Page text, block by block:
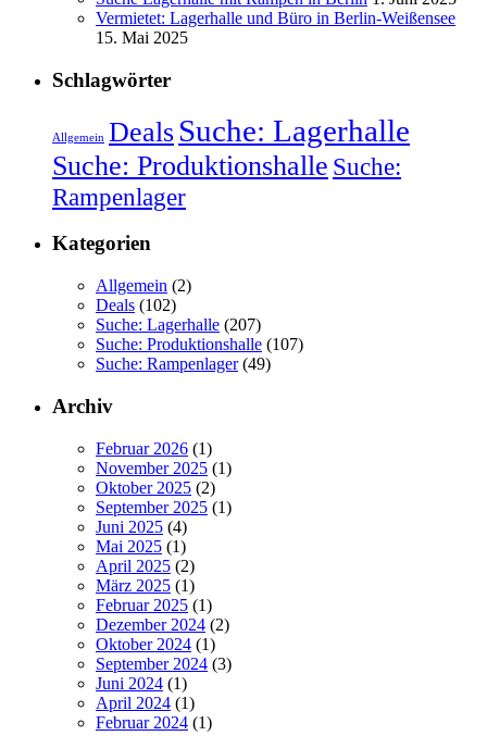
Vermietet: Lagerhalle und Büro in Berlin-Weißensee
15. Mai 2025
Schlagwörter
Allgemein Deals Suche: Lagerhalle
Suche: Produktionshalle Suche:
Rampenlager
Kategorien
Allgemein (2)
Deals (102)
Suche: Lagerhalle (207)
Suche: Produktionshalle (107)
Suche: Rampenlager(49)
Archiv
Februar 2026 (1)
November 2025 (1)
Oktober 2025 (2)
September 2025 (1)
Juni 2025 (4)
Mai 2025 (1)
April 2025 (2)
März 2025 (1)
Februar 2025 (1)
Dezember 2024 (2)
Oktober 2024 (1)
September 2024 (3)
Juni 2024 (1)
April 2024 (1)
Februar 2024 (1)